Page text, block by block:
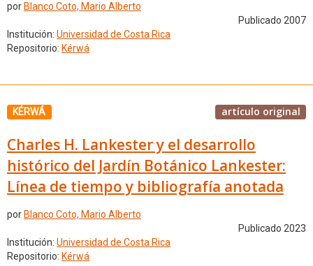
por Blanco Coto, Mario Alberto
Publicado 2007
Institución: Universidad de Costa Rica
Repositorio: Kérwá
KÉRWÁ artículo original
Charles H. Lankester y el desarrollo
histórico del Jardín Botánico Lankester:
Línea de tiempo y bibliografía anotada
por Blanco Coto, Mario Alberto
Publicado 2023
Institución: Universidad de Costa Rica
Repositorio: Kérwá